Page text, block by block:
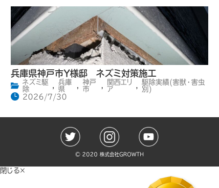
兵庫県神戸市Y様邸 ネズミ対策施工
ネズミ駆
除
,
兵庫
県
,
神戸
市
,
関西エリ
ア
,
駆除実績(害獣・害虫
別)
2026/7/30
©️ 2020 株式会社GROWTH
閉じる×